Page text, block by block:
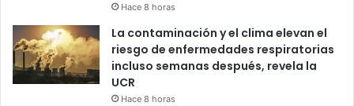
Hace 8 horas
La contaminación y el clima elevan el
riesgo de enfermedades respiratorias
incluso semanas después, revela la
UCR
Hace 8 horas